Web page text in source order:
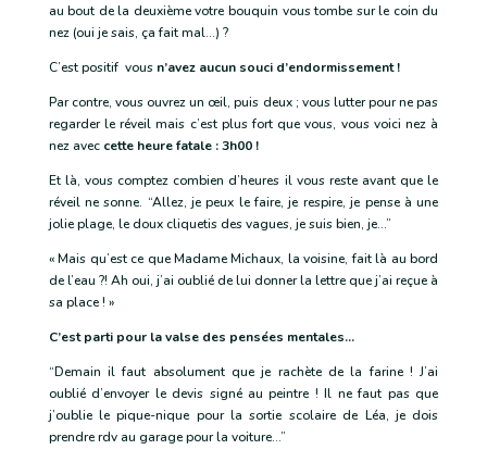
au bout de la deuxième votre bouquin vous tombe sur le coin du
nez (oui je sais, ça fait mal…) ?
C’est positif vous n’avez aucun souci d’endormissement !
Par contre, vous ouvrez un œil, puis deux ; vous lutter pour ne pas
regarder le réveil mais c’est plus fort que vous, vous voici nez à
nez avec cette heure fatale : 3h00 !
Et là, vous comptez combien d’heures il vous reste avant que le
réveil ne sonne. “Allez, je peux le faire, je respire, je pense à une
jolie plage, le doux cliquetis des vagues, je suis bien, je…”
« Mais qu’est ce que Madame Michaux, la voisine, fait là au bord
de l’eau ?! Ah oui, j’ai oublié de lui donner la lettre que j’ai reçue à
sa place ! »
C’est parti pour la valse des pensées mentales…
“Demain il faut absolument que je rachète de la farine ! J’ai
oublié d’envoyer le devis signé au peintre ! Il ne faut pas que
j’oublie le pique-nique pour la sortie scolaire de Léa, je dois
prendre rdv au garage pour la voiture…”